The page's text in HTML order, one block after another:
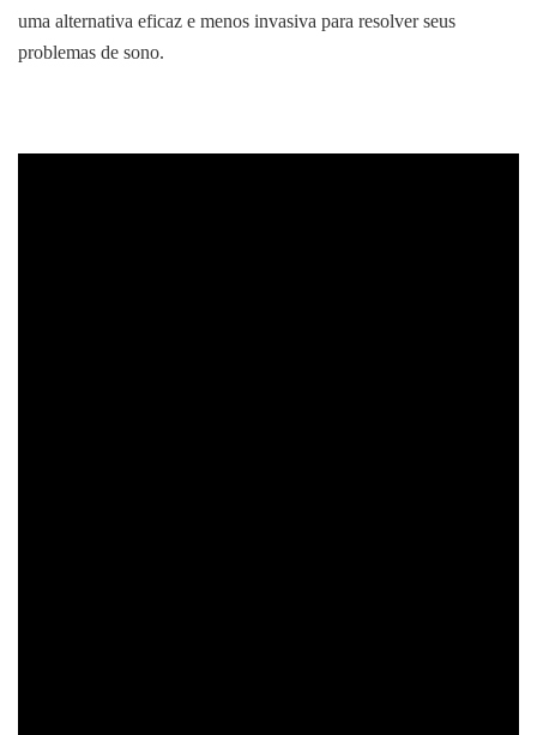
uma alternativa eficaz e menos invasiva para resolver seus
problemas de sono.